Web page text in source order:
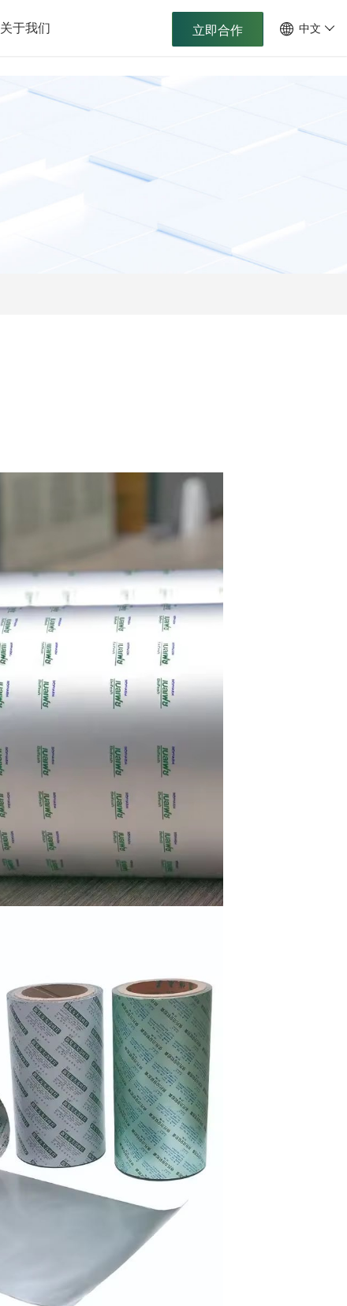
关于我们 中文
立即合作